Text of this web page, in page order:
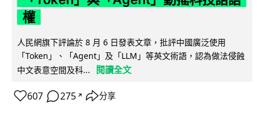
權
人民網旗下評論於 8 月 6 日發表文章，批評中國廣泛使用
「Token」、「Agent」及「LLM」等英文術語，認為做法侵蝕
中文表意空間及科...
閱讀全文
607 275 ↗ 分享